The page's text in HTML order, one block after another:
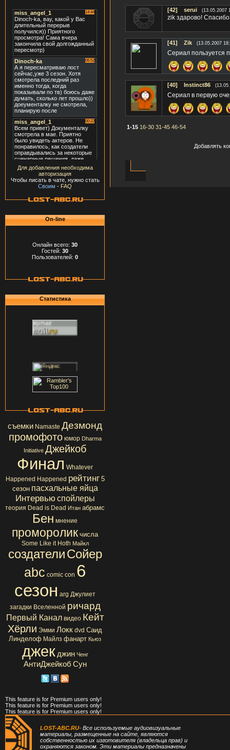
Для добавления необходима
авторизация
Чтобы писать в чате, нужно стать
Своим - FAQ
On-line
Онлайн всего: 30
Гостей: 30
Пользователей: 0
Статистика
съемки Namaste Дезмонд
промофото юмор Dharma
Initiative Джейкоб
Финал Whatever
Happened Happened рейтинг 5
сезон пасхальные яйца
Интервью спойлеры
теория Dead is Dead Итан абрамс
Бен мнение
проморолик числа
Some Like it Hoth Майкл
создателиСойер
abc comic con 6
сезон arg Джулиет
загадки Вселенной ричард
Первый Канал видео Кейт
Хёрли Эмми Локк dvd Саид
Линделоф Майлз фанарт Кьюз
джек джин Ченг
АнтиДжейкоб Сун
This feature is for Premium users only!
This feature is for Premium users only!
This feature is for Premium users only!
[42] serui (13.05.2007
zik здарово! Спасибо
[41] Zik (13.05.2007
Сериал пользуется
[40] Instinct86
Сериал в первую
1-15 16-30 31-45 46-54
Добавлять
LOST-ABC.RU- Все используемые аудиовизуальные
материалы, размещенные на сайте, являются
собственностью их изготовителя (владельца прав) и
охраняются законом. Эти материалы предназначены